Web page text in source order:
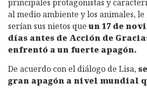
principales protagonistas y
al medio ambiente y los animales, le
serían sus nietos que un 17 de
días antes de Acción de
enfrentó a un fuerte apagón.
De acuerdo con el diálogo de Lisa,
gran apagón a nivel mundial